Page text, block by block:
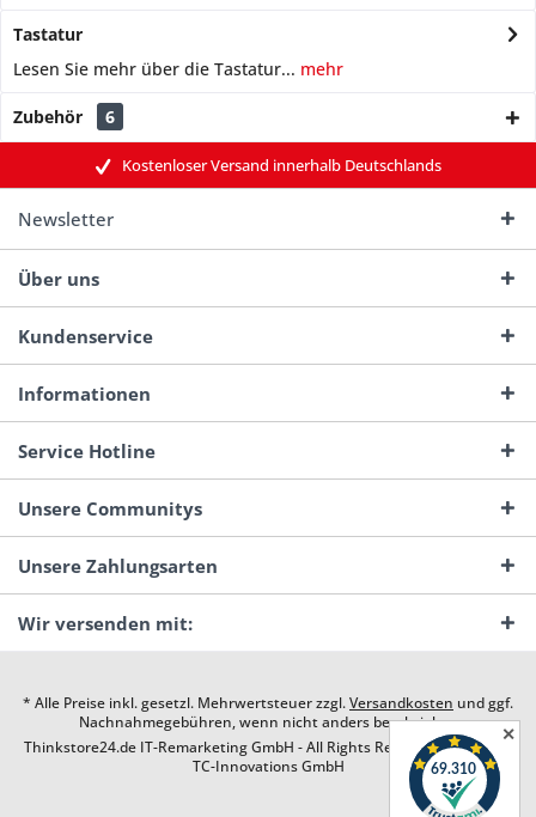
Tastatur
Lesen Sie mehr über die Tastatur... mehr
Zubehör 6
Kostenloser Versand innerhalb Deutschlands
Newsletter
Über uns
Kundenservice
Informationen
Service Hotline
Unsere Communitys
Unsere Zahlungsarten
Wir versenden mit:
* Alle Preise inkl. gesetzl. Mehrwertsteuer zzgl.Versandkosten und ggf.
Nachnahmegebühren, wenn nicht anders beschrieben
Thinkstore24.de IT-Remarketing GmbH - All Rights Reserved. Design by
TC-Innovations GmbH
✕